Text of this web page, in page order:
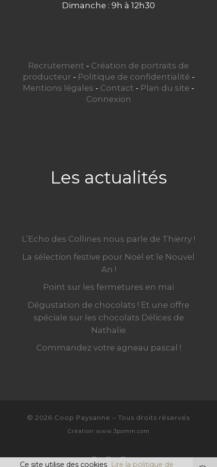
Dimanche : 9h à 12h30
Recrutement - Création de portraits de
producteur - Politique de confidentialité -
Mentions légales - Contact - Plan du site -
Connexion
Les actualités
L’Echo des Collines nous parle de Thierry !
La sélection festive pour Noël et le Nouvel
An !
Point sur les fermetures en mai
Dégustation de chocolats ! Et une offre
spéciale sur les chocolats Délices de
Nathalie
Commandez votre agneau pascal !
© 2026 Coop Paysanne – Tous droits réservés
Création www.3pomm.com
Ce site utilise des cookies Lire la politique de